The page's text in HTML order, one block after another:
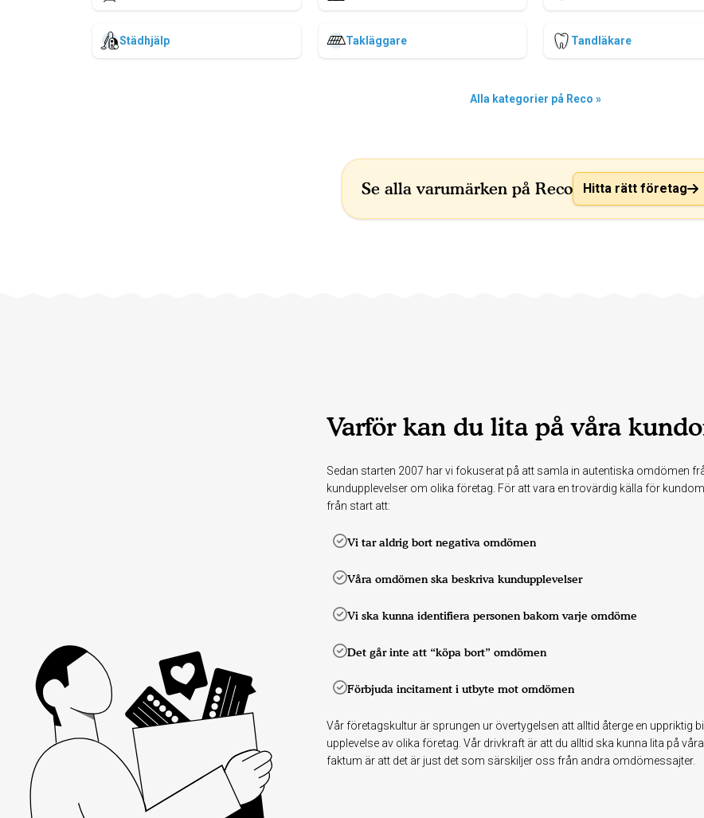
Städhjälp Takläggare Tandläkare
Alla kategorier på Reco »
Se alla varumärken på Reco Hitta rätt företag
Varför kan du lita på våra
Sedan starten 2007 har vi fokuserat på att samla in autentiska omdömen
kundupplevelser om olika företag. För att vara en trovärdig källa för
från start att:
Vi tar aldrig bort negativa omdömen
Våra omdömen ska beskriva kundupplevelser
Vi ska kunna identifiera personen bakom varje omdöme
Det går inte att “köpa bort” omdömen
Förbjuda incitament i utbyte mot omdömen
Vår företagskultur är sprungen ur övertygelsen att alltid återge en uppriktig
upplevelse av olika företag. Vår drivkraft är att du alltid ska kunna lita på
faktum är att det är just det som särskiljer oss från andra omdömessajter.